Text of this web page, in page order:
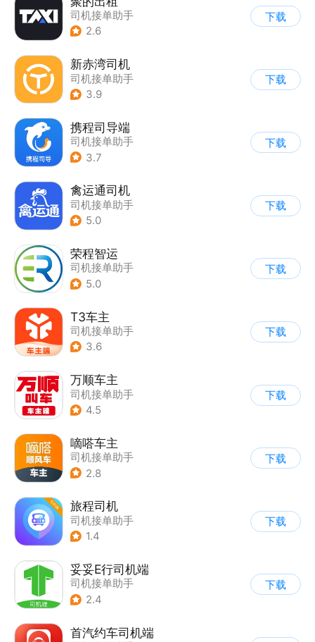
司机接单助手
2.6
下载
新赤湾司机
司机接单助手
3.9
下载
携程司导端
司机接单助手
3.7
下载
禽运通司机
司机接单助手
5.0
下载
荣程智运
司机接单助手
5.0
下载
T3车主
司机接单助手
3.6
下载
万顺车主
司机接单助手
4.5
下载
嘀嗒车主
司机接单助手
2.8
下载
旅程司机
司机接单助手
1.4
下载
妥妥E行司机端
司机接单助手
2.4
下载
首汽约车司机端